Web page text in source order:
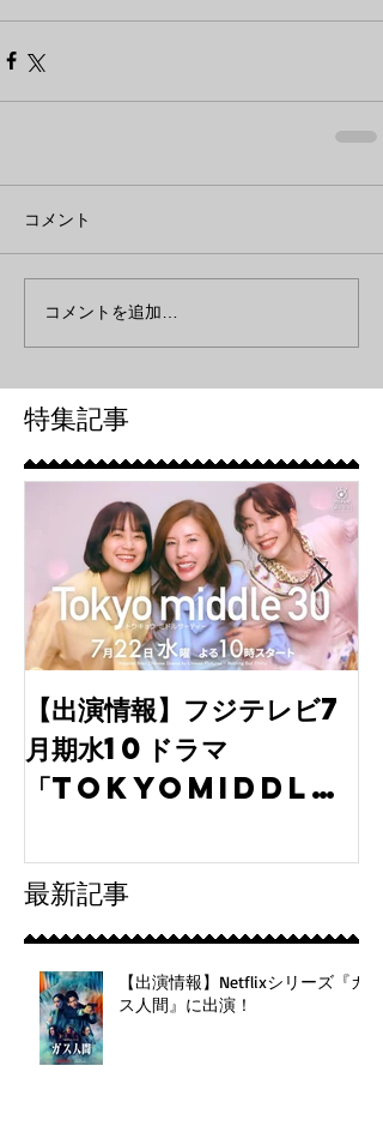
コメント
コメントを追加…
特集記事
【出演情報】フジテレビ7
月期水10ドラマ
「tokyomiddle
最新記事
【出演情報】Netflixシリーズ『ガ
ス人間』に出演！